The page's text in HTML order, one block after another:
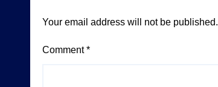
Your email address will not be published.
Comment*